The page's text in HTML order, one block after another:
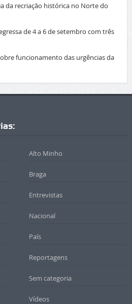
da recriação histórica no Norte do
de 4 a 6 de setembro com três
funcionamento das urgências da
Alto Minho
Braga
Entrevistas
Nacional
País
Reportagens
Sem categoria
Vídeos